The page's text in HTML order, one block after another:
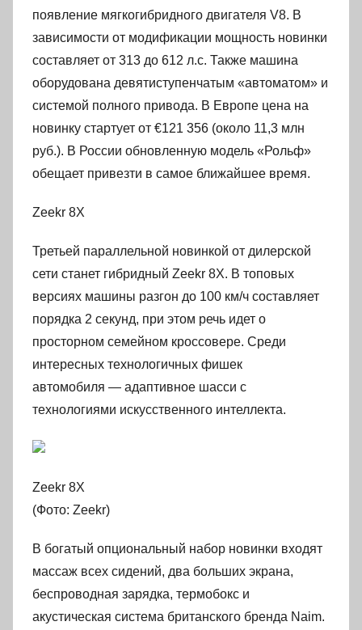
появление мягкогибридного двигателя V8. В
зависимости от модификации мощность новинки
составляет от 313 до 612 л.с. Также машина
оборудована девятиступенчатым «автоматом» и
системой полного привода. В Европе цена на
новинку стартует от €121 356 (около 11,3 млн
руб.). В России обновленную модель «Рольф»
обещает привезти в самое ближайшее время.
Zeekr 8X
Третьей параллельной новинкой от дилерской
сети станет гибридный Zeekr 8X. В топовых
версиях машины разгон до 100 км/ч составляет
порядка 2 секунд, при этом речь идет о
просторном семейном кроссовере. Среди
интересных технологичных фишек
автомобиля — адаптивное шасси с
технологиями искусственного интеллекта.
Zeekr 8X
(Фото: Zeekr)
В богатый опциональный набор новинки входят
массаж всех сидений, два больших экрана,
беспроводная зарядка, термобокс и
акустическая система британского бренда Naim.